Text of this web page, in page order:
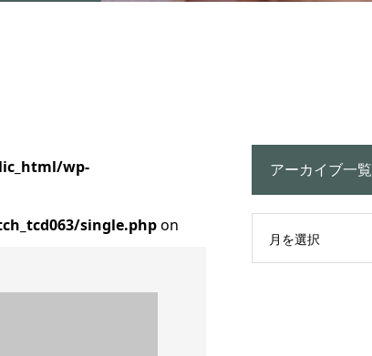
wp-
single.phpon
アーカイブ一覧
月を選択